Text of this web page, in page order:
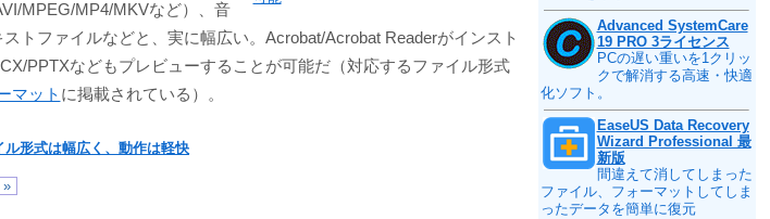
MPEG/MP4/MKVなど）、音
トファイルなどと、実に幅広い。Acrobat/Acrobat Readerがインスト
PPTXなどもプレビューすることが可能だ（対応するファイル形式
マット に掲載されている）。
ル形式は幅広く、動作は軽快
»
Advanced SystemCare
19 PRO 3ライセンス
PCの遅い重いを1クリッ
クで解消する高速・快適
化ソフト。
EaseUS Data Recovery
Wizard Professional 最
新版
間違えて消してしまった
ファイル、フォーマットしてしま
ったデータを簡単に復元